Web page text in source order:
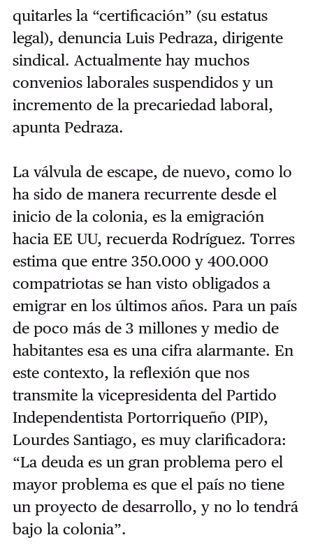
quitarles la “certificación” (su estatus
legal), denuncia Luis Pedraza, dirigente
sindical. Actualmente hay muchos
convenios laborales suspendidos y un
incremento de la precariedad laboral,
apunta Pedraza.
La válvula de escape, de nuevo, como lo
ha sido de manera recurrente desde el
inicio de la colonia, es la emigración
hacia EE UU, recuerda Rodríguez. Torres
estima que entre 350.000 y 400.000
compatriotas se han visto obligados a
emigrar en los últimos años. Para un país
de poco más de 3 millones y medio de
habitantes esa es una cifra alarmante. En
este contexto, la reflexión que nos
transmite la vicepresidenta del Partido
Independentista Portorriqueño (PIP),
Lourdes Santiago, es muy clarificadora:
“La deuda es un gran problema pero el
mayor problema es que el país no tiene
un proyecto de desarrollo, y no lo tendrá
bajo la colonia”.